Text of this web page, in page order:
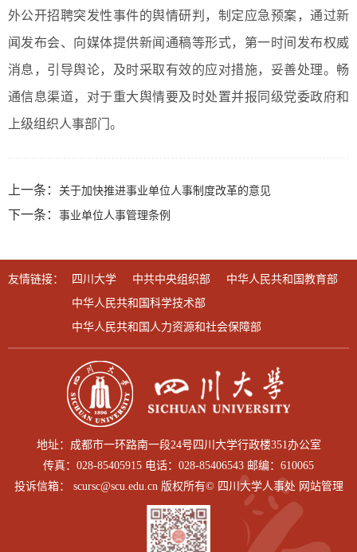
外公开招聘突发性事件的舆情研判，制定应急预案，通过新
闻发布会、向媒体提供新闻通稿等形式，第一时间发布权威
消息，引导舆论，及时采取有效的应对措施，妥善处理。畅
通信息渠道，对于重大舆情要及时处置并报同级党委政府和
上级组织人事部门。
上一条： 关于加快推进事业单位人事制度改革的意见
下一条： 事业单位人事管理条例
友情链接： 四川大学 中共中央组织部
中华人民共和国教育部
中华人民共和国科学技术部
中华人民共和国人力资源和社会保障部
地址：成都市一环路南一段24号四川大学行政楼351办公室
传真：028-85405915 电话：028-85406543 邮编：610065
投诉信箱： scursc@scu.edu.cn 版权所有© 四川大学人事处 网站管理